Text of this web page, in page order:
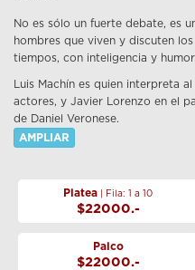
No es sólo un fuerte debate, es
hombres que viven y discuten
tiempos, con inteligencia y humor.
Luis Machín es quien interpreta
actores, y Javier Lorenzo en el
de Daniel Veronese.
AMPLIAR
Platea | Fila: 1 a 10
$22000.-
Palco
$22000.-